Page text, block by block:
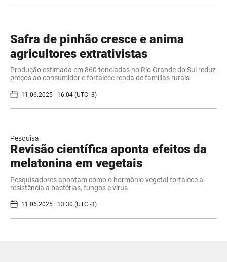
Safra de pinhão cresce e anima
agricultores extrativistas
Produção estimada em 860 toneladas no Rio Grande do Sul reduz
preços ao consumidor e fortalece renda de famílias rurais
11.06.2025 | 16:04 (UTC -3)
Pesquisa
Revisão científica aponta efeitos da
melatonina em vegetais
Pesquisadores apontam como o hormônio vegetal fortalece a
resistência a bactérias, fungos e vírus
11.06.2025 | 13:30 (UTC -3)